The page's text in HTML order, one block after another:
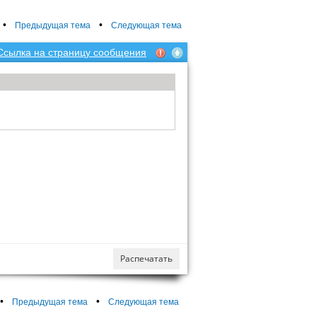
• Предыдущая тема • Следующая тема
на страницу сообщения
Распечатать
• Предыдущая тема • Следующая тема